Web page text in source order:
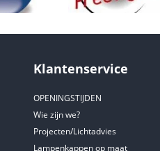
Klantenservice
OPENINGSTIJDEN
Wie zijn we?
Projecten/Lichtadvies
Lampenkappen op maat